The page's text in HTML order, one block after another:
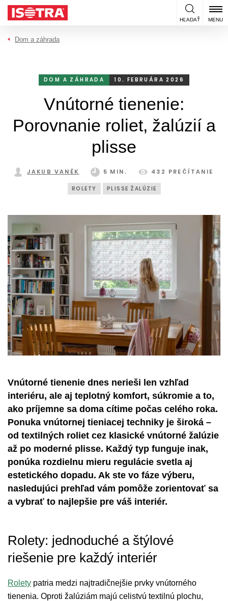
Preskočiť na obsah
HĽADAŤ MENU
Dom a záhrada
DOM A ZÁHRADA 10. FEBRUÁRA 2026
Vnútorné tienenie:
Porovnanie roliet, žalúzií a
plisse
JAKUB VANĚK 5 MIN. 432 PREČÍTANIE
ROLETY PLISSE ŽALÚZIE
Vnútorné tienenie dnes nerieši len vzhľad
interiéru, ale aj teplotný komfort, súkromie a to,
ako príjemne sa doma cítime počas celého roka.
Ponuka vnútornej tieniacej techniky je široká –
od textilných roliet cez klasické vnútorné žalúzie
až po moderné plisse. Každý typ funguje inak,
ponúka rozdielnu mieru regulácie svetla aj
estetického dopadu. Ak ste vo fáze výberu,
nasledujúci prehľad vám pomôže zorientovať sa
a vybrať to najlepšie pre váš interiér.
Rolety: jednoduché a štýlové
riešenie pre každý interiér
Rolety patria medzi najtradičnejšie prvky vnútorného
tienenia. Oproti žalúziám majú celistvú textilnú plochu,